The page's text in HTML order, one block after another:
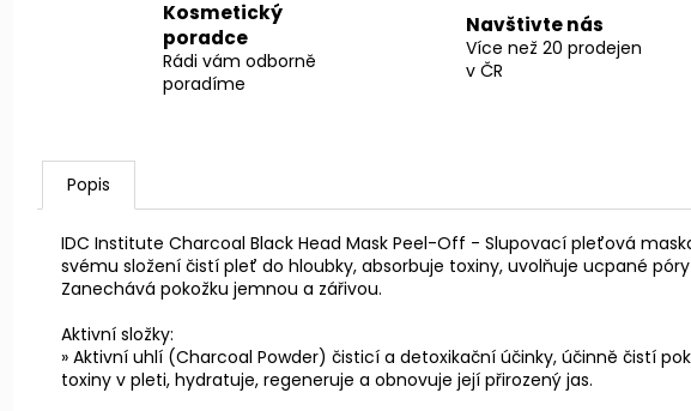
Kosmetický
poradce
Rádi vám odborně
poradíme
Navštivte nás
Více než 20 prodejen
v ČR
Popis
IDC Institute Charcoal Black Head Mask Peel-Off - Slupovací pleťová
svému složení čistí pleť do hloubky, absorbuje toxiny, uvolňuje ucpané
Zanechává pokožku jemnou a zářivou.
Aktivní složky:
» Aktivní uhlí (Charcoal Powder) čisticí a detoxikační účinky, účinně čistí
toxiny v pleti, hydratuje, regeneruje a obnovuje její přirozený jas.